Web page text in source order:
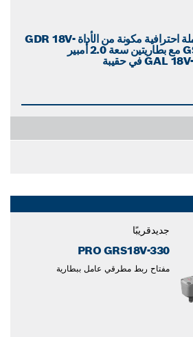
مجموعة منتجات متكاملة احترافية مكونة من الأداة GDR 18V-
215 الأداة GSB 185-LI مع بطاريتين سعة 2.0 أمبير
جديدقريبًا
PRO GRS18V-330
مفتاح ربط مطرقي عامل ببطارية